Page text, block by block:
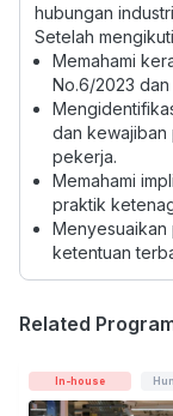
hubungan
Setelah
Memahami
No.6/2023 dan
dan
pekerja.
Memahami
praktik
Menyesuaikan
ketentuan
Related
In-house